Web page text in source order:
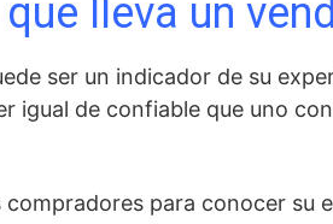
lleva un
ser un indicador de su
igual de confiable que uno
para conocer su